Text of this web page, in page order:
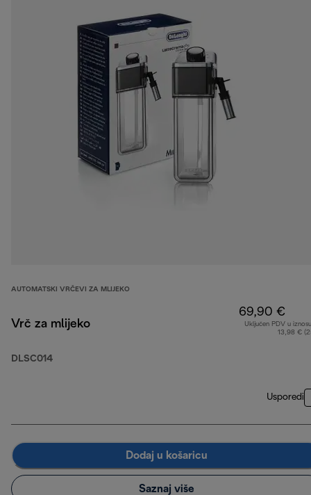
AUTOMATSKI VRČEVI ZA MLIJEKO
Vrč za mlijeko
DLSC014
69,90 €
Uključen PDV u
13,98 €
Usporedi
Dodaj u košaricu
Saznaj više